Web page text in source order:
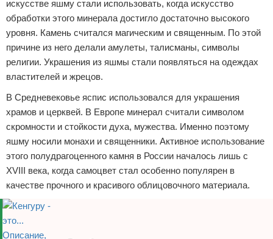
искусстве яшму стали использовать, когда искусство
обработки этого минерала достигло достаточно высокого
уровня. Камень считался магическим и священным. По этой
причине из него делали амулеты, талисманы, символы
религии. Украшения из яшмы стали появляться на одеждах
властителей и жрецов.
В Средневековье яспис использовался для украшения
храмов и церквей. В Европе минерал считали символом
скромности и стойкости духа, мужества. Именно поэтому
яшму носили монахи и священники. Активное использование
этого полудрагоценного камня в России началось лишь с
XVIII века, когда самоцвет стал особенно популярен в
качестве прочного и красивого облицовочного материала.